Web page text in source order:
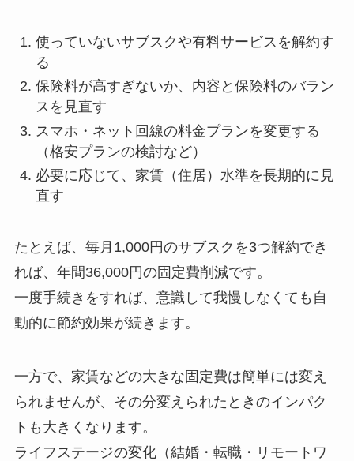
使っていないサブスクや有料サービスを解約す
る
保険料が高すぎないか、内容と保険料のバラン
スを見直す
スマホ・ネット回線の料金プランを変更する
（格安プランの検討など）
必要に応じて、家賃（住居）水準を長期的に見
直す
たとえば、毎月1,000円のサブスクを3つ解約でき
れば、年間36,000円の固定費削減です。
一度手続きをすれば、意識して我慢しなくても自
動的に節約効果が続きます。
一方で、家賃などの大きな固定費は簡単には変え
られませんが、その分変えられたときのインパク
トも大きくなります。
ライフステージの変化（結婚・転職・リモートワ